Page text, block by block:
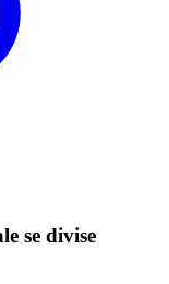
se divise